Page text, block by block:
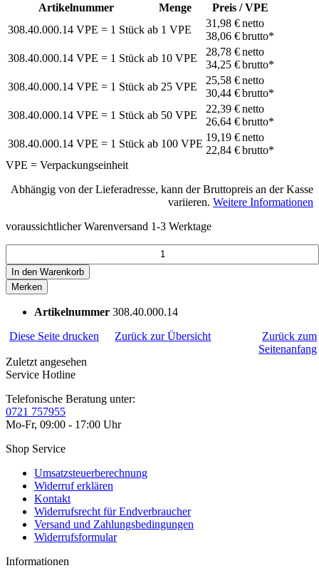
Artikelnummer Menge
Preis / VPE
308.40.000.14 VPE = 1 Stück ab 1 VPE
31,98 €netto
38,06 €brutto*
308.40.000.14 VPE = 1 Stück ab 10 VPE
28,78 €netto
34,25 €brutto*
308.40.000.14 VPE = 1 Stück ab 25 VPE
25,58 €netto
30,44 €brutto*
308.40.000.14 VPE = 1 Stück ab 50 VPE
22,39 €netto
26,64 €brutto*
308.40.000.14 VPE = 1 Stück ab 100 VPE
19,19 €netto
22,84 €brutto*
VPE = Verpackungseinheit
Abhängig von der Lieferadresse, kann der Bruttopreis an der Kasse
variieren. Weitere Informationen
voraussichtlicher Warenversand 1-3 Werktage
In den Warenkorb
Merken
Artikelnummer 308.40.000.14
Diese Seite drucken
Zurück zur Übersicht
Zurück zum
Seitenanfang
Zuletzt angesehen
Service Hotline
Telefonische Beratung unter:
0721 757955
Mo-Fr, 09:00 - 17:00 Uhr
Shop Service
Umsatzsteuerberechnung
Widerruf erklären
Kontakt
Widerrufsrecht für Endverbraucher
Versand und Zahlungsbedingungen
Widerrufsformular
Informationen